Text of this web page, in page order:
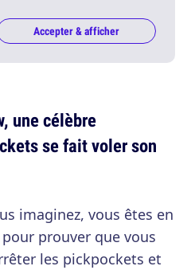
Accepter & afficher
une célèbre
se fait voler son
imaginez, vous êtes en
prouver que vous
les pickpockets et